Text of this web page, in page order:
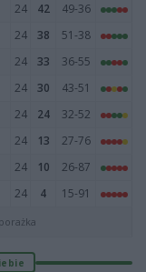
24 42
49-36
24 38
51-38
24 33
36-55
24 30
43-51
24 24
32-52
24 13
27-76
24 10
26-87
24 4 15-91
porażka